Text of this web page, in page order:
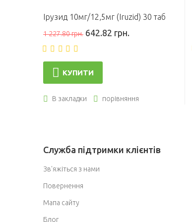
Ірузид 10мг/12,5мг (Iruzid) 30 таб
1 227.80 грн. 642.82 грн.
КУПИТИ
В закладки порівняння
Служба підтримки клієнтів
Зв'яжіться з нами
Повернення
Мапа сайту
Блог